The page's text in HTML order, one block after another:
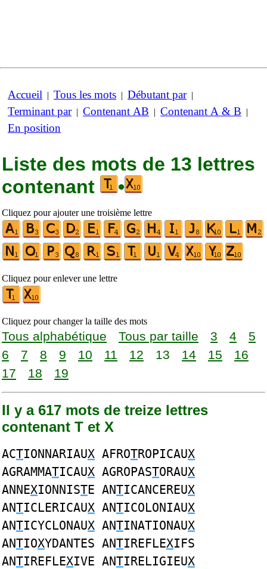
Accueil | Tous les mots | Débutant par|
Terminant par| Contenant AB | Contenant A & B |
En position
Liste des mots de 13 lettres
contenant
•
Cliquez pour ajouter une troisième lettre
Cliquez pour enlever une lettre
Cliquez pour changer la taille des mots
Tous alphabétique Tous par taille 3 4
5
6
7 8 9 10 11 12 13 14 15
16
17
18 19
Il y a 617 mots de treize lettres
contenant T et X
ACTIONNARIAUX AFROTROPICAUX
AGRAMMATICAUX AGROPASTORAUX
ANNEXIONNISTE ANTICANCEREUX
ANTICLERICAUX ANTICOLONIAUX
ANTICYCLONAUX ANTINATIONAUX
ANTIOXYDANTES ANTIREFLEXIFS
ANTIREFLEXIVE ANTIRELIGIEUX